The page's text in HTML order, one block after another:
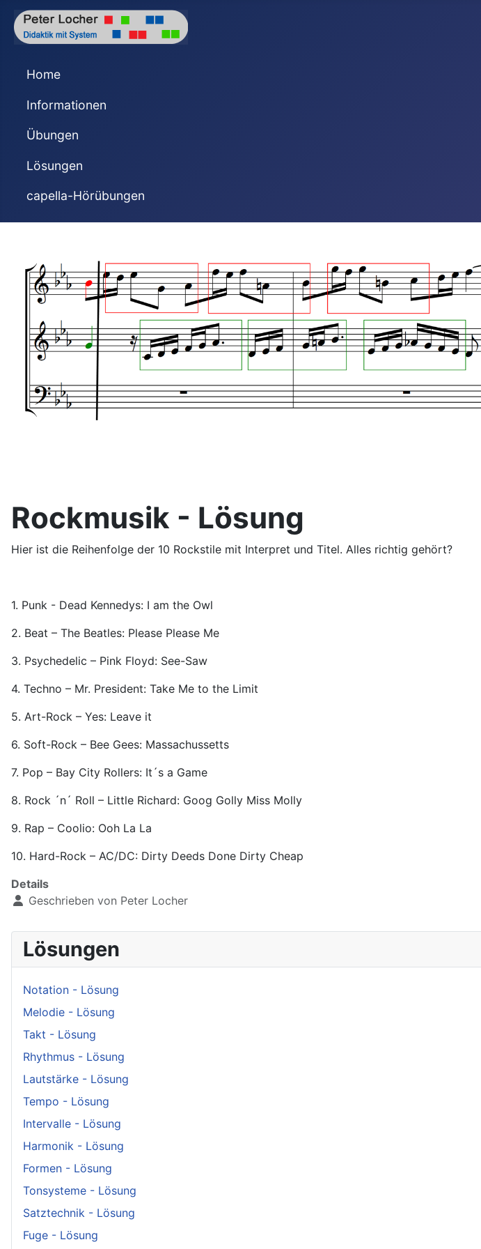
Home
Informationen
Übungen
Lösungen
capella-Hörübungen
Rockmusik - Lösung
Hier ist die Reihenfolge der 10 Rockstile mit Interpret und Titel. Alles richtig gehört?
1. Punk - Dead Kennedys: I am the Owl
2. Beat – The Beatles: Please Please Me
3. Psychedelic – Pink Floyd: See-Saw
4. Techno – Mr. President: Take Me to the Limit
5. Art-Rock – Yes: Leave it
6. Soft-Rock – Bee Gees: Massachussetts
7. Pop – Bay City Rollers: It´s a Game
8. Rock ´n´ Roll – Little Richard: Goog Golly Miss Molly
9. Rap – Coolio: Ooh La La
10. Hard-Rock – AC/DC: Dirty Deeds Done Dirty Cheap
Details
Geschrieben von Peter Locher
Lösungen
Notation - Lösung
Melodie - Lösung
Takt - Lösung
Rhythmus - Lösung
Lautstärke - Lösung
Tempo - Lösung
Intervalle - Lösung
Harmonik - Lösung
Formen - Lösung
Tonsysteme - Lösung
Satztechnik - Lösung
Fuge - Lösung